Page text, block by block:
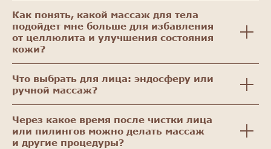
Как понять, какой массаж для тела
подойдет мне больше для избавления
от целлюлита и улучшения состояния
кожи?
Что выбрать для лица: эндосферу или
ручной массаж?
Через какое время после чистки лица
или пилингов можно делать массаж
и другие процедуры?